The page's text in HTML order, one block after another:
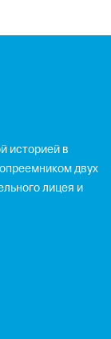
историей в
двух
лицея и